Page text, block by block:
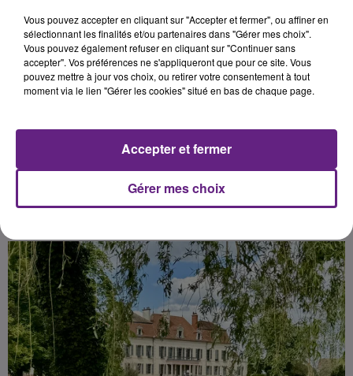
dans des lieux historiques de Côte-
d’Or à Dijon, Beaune et Nuits-Saint-
Georges.
Léon Charpenay-Redacteur Web
Vous pouvez accepter en cliquant sur "Accepter et fermer", ou affiner en
sélectionnant les finalités et/ou partenaires dans "Gérer mes choix".
Vous pouvez également refuser en cliquant sur "Continuer sans
accepter". Vos préférences ne s'appliqueront que pour ce site. Vous
pouvez mettre à jour vos choix, ou retirer votre consentement à tout
moment via le lien "Gérer les cookies" situé en bas de chaque page.
Gérer mes choix
Accepter et fermer